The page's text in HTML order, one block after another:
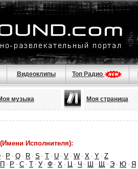
Видеоклипы Топ Радио
музыка Моя страница
Исполнителя):
· P · Q · R · S · T · U · V · W · X · Y · Z
П · Р · С · Т · У · Ф · Х · Ц · Ч · Ш · Щ · Э · Ю · Я